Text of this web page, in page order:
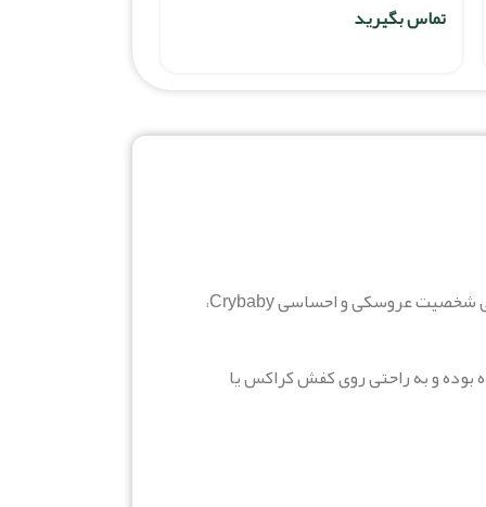
تماس بگیرید
اگر به دنبال یک اکسسوری بامزه و فانتزی برای کفش‌های کراکس هستید، جیبیتز عروسک Crybaby انتخابی بی‌نظیر است. این مدل با طراحی شخصیت عروسکی و احساسی Crybaby،
و به راحتی روی کفش کراکس یا